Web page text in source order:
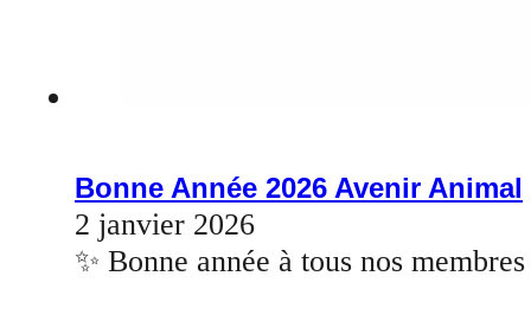
Bonne Année 2026 Avenir Animal
2 janvier 2026
✨ Bonne année à tous nos